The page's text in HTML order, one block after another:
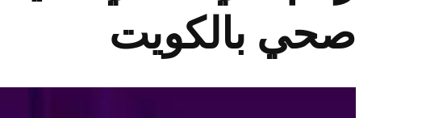
صحي بالكويت